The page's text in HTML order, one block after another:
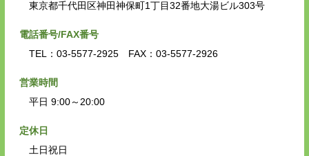
東京都千代田区神田神保町1丁目32番地大湯ビル303号
電話番号/FAX番号
TEL：03-5577-2925 FAX：03-5577-2926
営業時間
平日 9:00～20:00
定休日
土日祝日